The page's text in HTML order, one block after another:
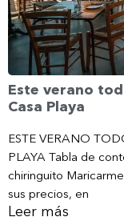
Este verano
Casa Playa
ESTE VERANO
PLAYA Tabla de
chiringuito
sus precios, en
Leer más